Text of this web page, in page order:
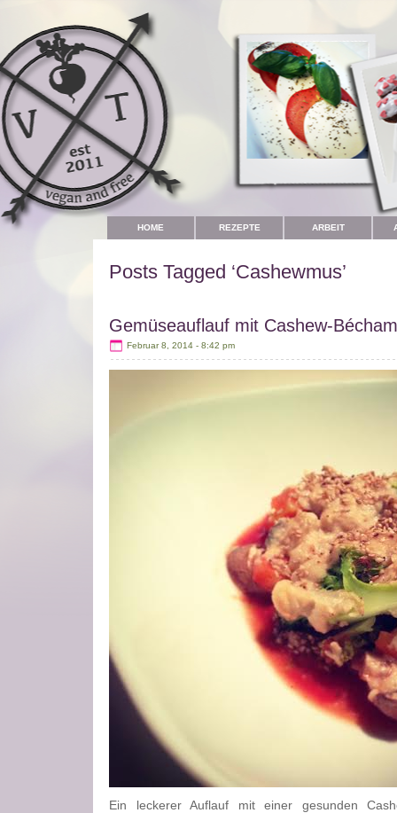
HOME REZEPTE ARBEIT
Posts Tagged ‘Cashewmus’
Gemüseauflauf mit Cashew-
Februar 8, 2014 - 8:42 pm
Ein leckerer Auflauf mit einer gesunden